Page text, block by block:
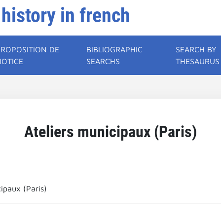
in french
DE
BIBLIOGRAPHIC
SEARCHS
SEARCH BY
THESAURUS
Ateliers municipaux (Paris)
(Paris)